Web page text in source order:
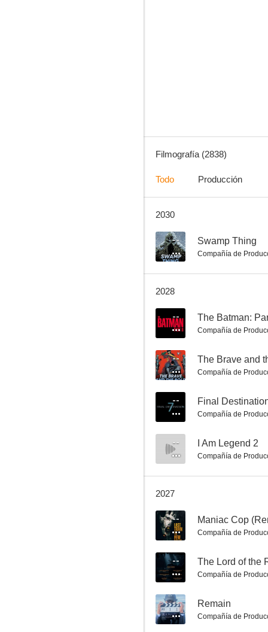
8.6
Origen
8.5
8.5
Filmografía (2838)
Todo Producción
2030
-- Swamp Thing
Compañía de
2028
-- The Batman:
Compañía de
-- The Brave and
Compañía de
-- Final
Compañía de
-- I Am Legend 2
Compañía de
2027
-- Maniac Cop
Compañía de
--
Compañía de
-- Remain
Compañía de